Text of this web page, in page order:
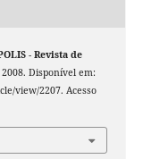
- Revista de
Disponível em:
view/2207. Acesso